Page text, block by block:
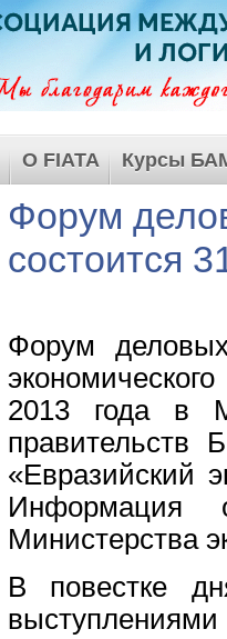
О FIATA Курсы
Форум
состоится
Форум деловых
2013 года в
правительств
«Евразийский
Информация
Министерства
В повестке
выступлениями